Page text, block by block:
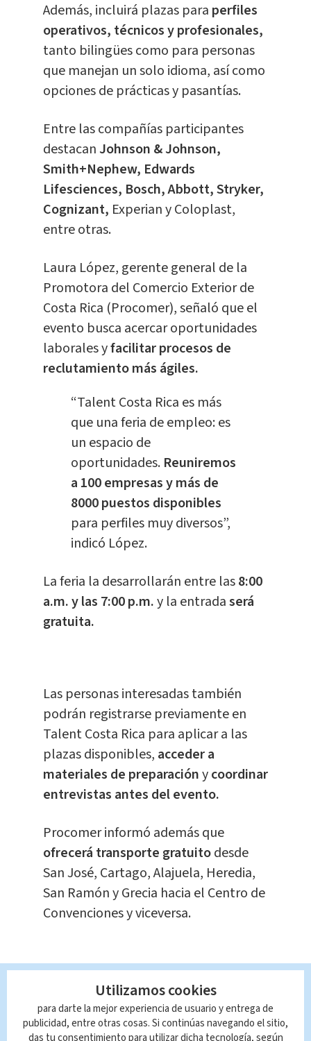
Además, incluirá plazas para perfiles
operativos, técnicos y profesionales,
tanto bilingües como para personas
que manejan un solo idioma, así como
opciones de prácticas y pasantías.
Entre las compañías participantes
destacan Johnson & Johnson,
Smith+Nephew, Edwards
Lifesciences, Bosch, Abbott, Stryker,
Cognizant, Experian y Coloplast,
entre otras.
Laura López, gerente general de la
Promotora del Comercio Exterior de
Costa Rica (Procomer), señaló que el
evento busca acercar oportunidades
laborales yfacilitar procesos de
reclutamiento más ágiles.
“Talent Costa Rica es más
que una feria de empleo: es
un espacio de
oportunidades.Reuniremos
a 100 empresas y más de
8000 puestos disponibles
para perfiles muy diversos”,
indicó López.
La feria la desarrollarán entre las8:00
a.m. y las 7:00 p.m.y la entradaserá
gratuita.
Las personas interesadas también
podrán registrarse previamente en
Talent Costa Rica para aplicar a las
plazas disponibles, acceder a
materiales de preparaciónycoordinar
entrevistas antes del evento.
Procomer informó además que
ofrecerá transporte gratuitodesde
San José, Cartago, Alajuela, Heredia,
San Ramón y Grecia hacia el Centro de
Convenciones y viceversa.
Durante la actividad tambiénestarán
disponibles más de 5000 becasen
áreas de alta demanda comoservicio
Utilizamos cookies
para darte la mejor experiencia de usuario y entrega de
publicidad, entre otras cosas. Si continúas navegando el sitio,
das tu consentimiento para utilizar dicha tecnología, según